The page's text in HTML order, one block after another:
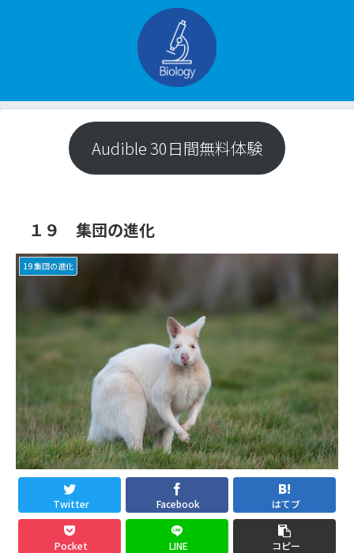
Audible 30日間無料体験
１９ 集団の進化
19 集団の進化
Twitter Facebook はてブ
Pocket LINE コピー